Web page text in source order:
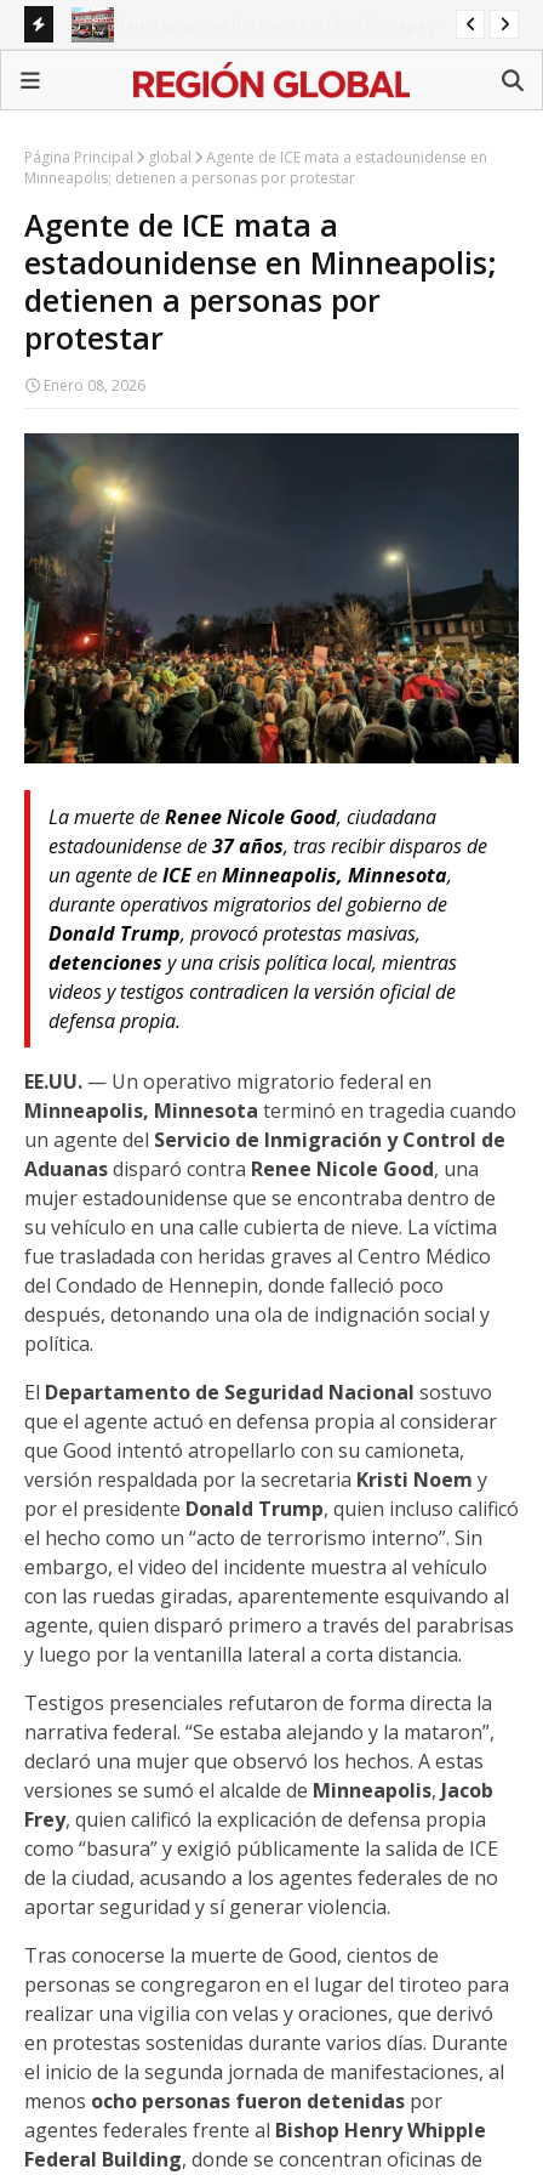
Protección Civil de Tehuacán denuncia carencias y
Barroso responde con un comunicado
Página Principal global
Agente de ICE mata a estadounidense en
Minneapolis; detienen a personas por protestar
Agente de ICE mata a
estadounidense en Minneapolis;
detienen a personas por
protestar
Enero 08, 2026
La muerte deRenee Nicole Good, ciudadana
estadounidense de37 años, tras recibir disparos de
un agente deICEenMinneapolis, Minnesota,
durante operativos migratorios del gobierno de
Donald Trump, provocó protestas masivas,
detenciones y una crisis política local, mientras
videos y testigos contradicen la versión oficial de
defensa propia.
EE.UU. — Un operativo migratorio federal en
Minneapolis, Minnesota terminó en tragedia cuando
un agente del Servicio de Inmigración y Control de
Aduanasdisparó contra Renee Nicole Good, una
mujer estadounidense que se encontraba dentro de
su vehículo en una calle cubierta de nieve. La víctima
fue trasladada con heridas graves al Centro Médico
del Condado de Hennepin, donde falleció poco
después, detonando una ola de indignación social y
política.
El Departamento de Seguridad Nacional sostuvo
que el agente actuó en defensa propia al considerar
que Good intentó atropellarlo con su camioneta,
versión respaldada por la secretaria Kristi Noem y
por el presidente Donald Trump, quien incluso calificó
el hecho como un “acto de terrorismo interno”. Sin
embargo, el video del incidente muestra al vehículo
con las ruedas giradas, aparentemente esquivando al
agente, quien disparó primero a través del parabrisas
y luego por la ventanilla lateral a corta distancia.
Testigos presenciales refutaron de forma directa la
narrativa federal. “Se estaba alejando y la mataron”,
declaró una mujer que observó los hechos. A estas
versiones se sumó el alcalde de Minneapolis, Jacob
Frey, quien calificó la explicación de defensa propia
como “basura” y exigió públicamente la salida de ICE
de la ciudad, acusando a los agentes federales de no
aportar seguridad y sí generar violencia.
Tras conocerse la muerte de Good, cientos de
personas se congregaron en el lugar del tiroteo para
realizar una vigilia con velas y oraciones, que derivó
en protestas sostenidas durante varios días. Durante
el inicio de la segunda jornada de manifestaciones, al
menos ocho personas fueron detenidas por
agentes federales frente al Bishop Henry Whipple
Federal Building, donde se concentran oficinas de